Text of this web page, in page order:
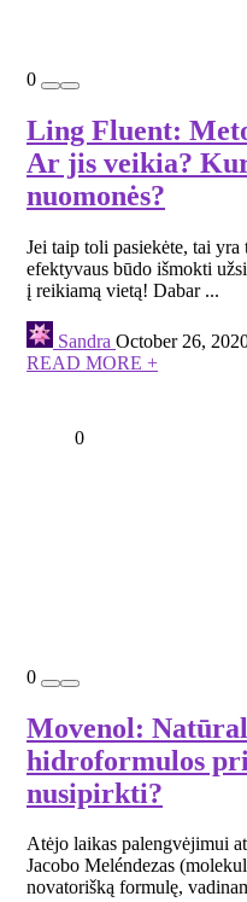
0
Ling Fluent:
Ar jis veikia?
nuomonės?
Jei taip toli pasiekėte, tai
efektyvaus būdo išmokti
į reikiamą vietą! Dabar ...
Sandra October 26,
READ MORE +
0
0
Movenol:
hidroformulos
nusipirkti?
Atėjo laikas palengvėjimui
Jacobo Meléndezas
novatorišką formulę,